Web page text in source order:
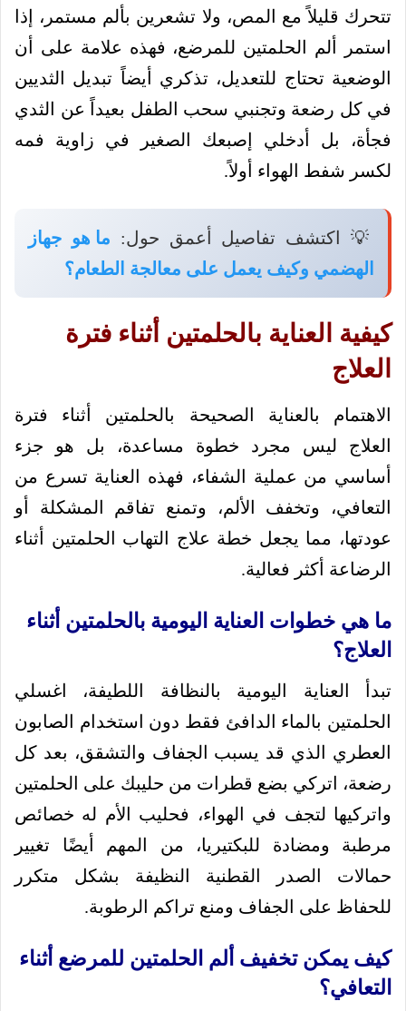
تتحرك قليلاً مع المص، ولا تشعرين بألم مستمر، إذا
استمر ألم الحلمتين للمرضع، فهذه علامة على أن
الوضعية تحتاج للتعديل، تذكري أيضاً تبديل الثديين
في كل رضعة وتجنبي سحب الطفل بعيداً عن الثدي
فجأة، بل أدخلي إصبعك الصغير في زاوية فمه
لكسر شفط الهواء أولاً.
💡 اكتشف تفاصيل أعمق حول: ما هو جهاز
الهضمي وكيف يعمل على معالجة الطعام؟
كيفية العناية بالحلمتين أثناء فترة
العلاج
الاهتمام بالعناية الصحيحة بالحلمتين أثناء فترة
العلاج ليس مجرد خطوة مساعدة، بل هو جزء
أساسي من عملية الشفاء، فهذه العناية تسرع من
التعافي، وتخفف الألم، وتمنع تفاقم المشكلة أو
عودتها، مما يجعل خطة علاج التهاب الحلمتين أثناء
الرضاعة أكثر فعالية.
ما هي خطوات العناية اليومية بالحلمتين أثناء
العلاج؟
تبدأ العناية اليومية بالنظافة اللطيفة، اغسلي
الحلمتين بالماء الدافئ فقط دون استخدام الصابون
العطري الذي قد يسبب الجفاف والتشقق، بعد كل
رضعة، اتركي بضع قطرات من حليبك على الحلمتين
واتركيها لتجف في الهواء، فحليب الأم له خصائص
مرطبة ومضادة للبكتيريا، من المهم أيضًا تغيير
حمالات الصدر القطنية النظيفة بشكل متكرر
للحفاظ على الجفاف ومنع تراكم الرطوبة.
كيف يمكن تخفيف ألم الحلمتين للمرضع أثناء
التعافي؟